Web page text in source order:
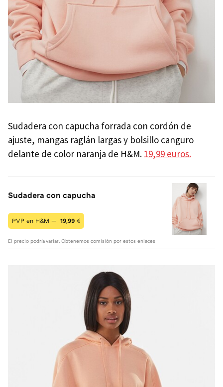
Sudadera con capucha forrada con cordón de
ajuste, mangas raglán largas y bolsillo canguro
delante de color naranja de H&M. 19,99 euros.
Sudadera con capucha
PVP en H&M — 19,99 €
El precio podría variar. Obtenemos comisión por estos enlaces